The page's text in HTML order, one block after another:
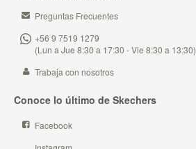
Preguntas Frecuentes
+56 9 7519 1279
(Lun a Jue 8:30 a 17:30 - Vie 8:30 a 13:30)
Trabaja con nosotros
Conoce lo último de Skechers
Facebook